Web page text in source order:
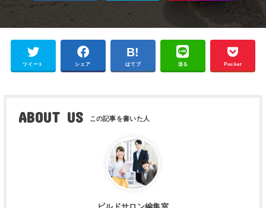
ツイート シェア はてブ 送る Pocket
ABOUT US